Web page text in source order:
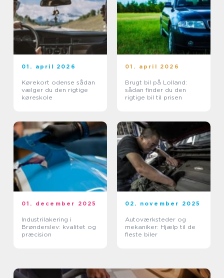
01. april 2026
Kørekort odense sådan
vælger du den rigtige
køreskole
01. april 2026
Brugt bil på Lolland:
sådan finder du den
rigtige bil til prisen
01. december 2025
Industrilakering i
Brønderslev: kvalitet og
præcision
02. november 2025
Autoværksteder og
mekaniker: Hjælp til de
fleste biler